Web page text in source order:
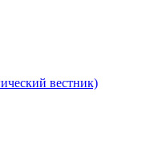
вестник)